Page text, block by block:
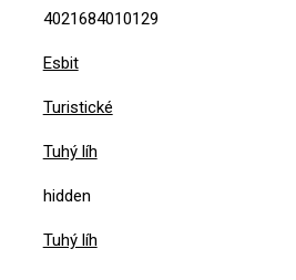
4021684010129
Esbit
Turistické
Tuhý líh
hidden
Tuhý líh